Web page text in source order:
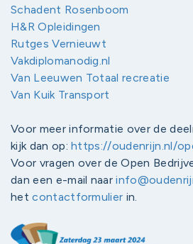
Schadent Rosenboom
H&R Opleidingen
Rutges Vernieuwt
Vakdiplomanodig.nl
Van Leeuwen Totaal recreatie
Van Kuik Transport
Voor meer informatie over de
kijk dan op:https://oudenrijn.nl/
Voor vragen over de Open
dan een e-mail naar
hetcontactformulier in.